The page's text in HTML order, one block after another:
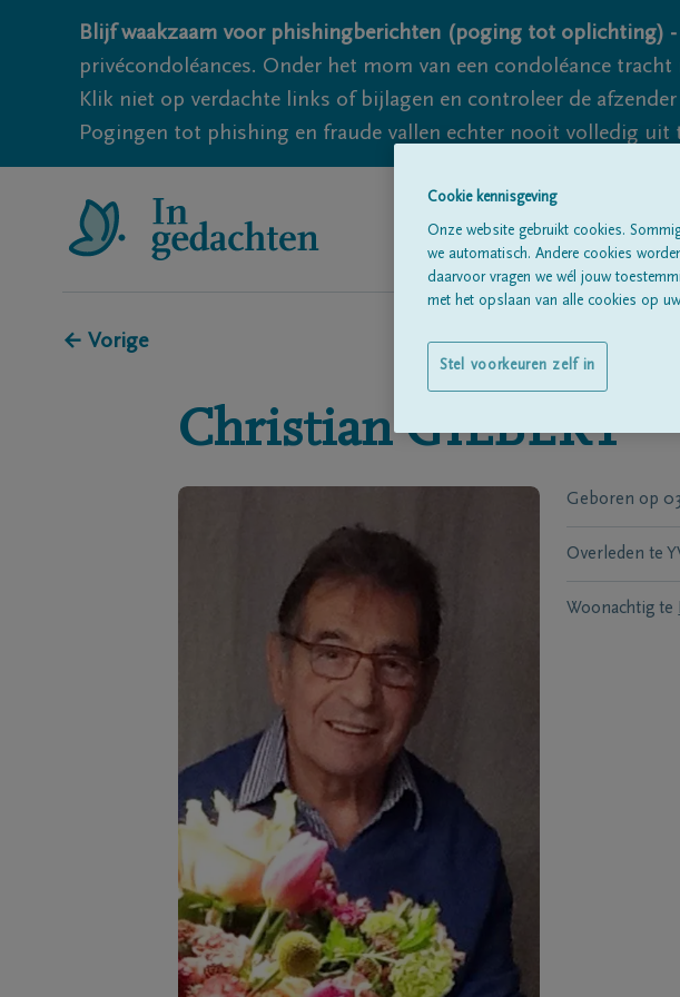
Blijf waakzaam voor phishingberichten (poging tot oplichting) -
privécondoléances. Onder het mom van een condoléance
Klik niet op verdachte links of bijlagen en controleer de
Pogingen tot phishing en fraude vallen echter nooit volledig uit
← Vorige
Christian GILBERT
Geboren op
Overleden te
Woonachtig te
Cookie kennisgeving
Onze website gebruikt cookies.
we automatisch. Andere cookies
daarvoor vragen we wél jouw
met het opslaan van alle cookies op
Stel voorkeuren zelf in